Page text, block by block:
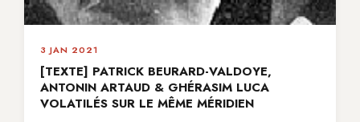
3 JAN 2021
[TEXTE] PATRICK BEURARD-VALDOYE,
ANTONIN ARTAUD & GHÉRASIM LUCA
VOLATILÉS SUR LE MÊME MÉRIDIEN